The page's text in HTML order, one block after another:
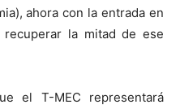
ahora con la entrada en
la mitad de ese
el T-MEC representará